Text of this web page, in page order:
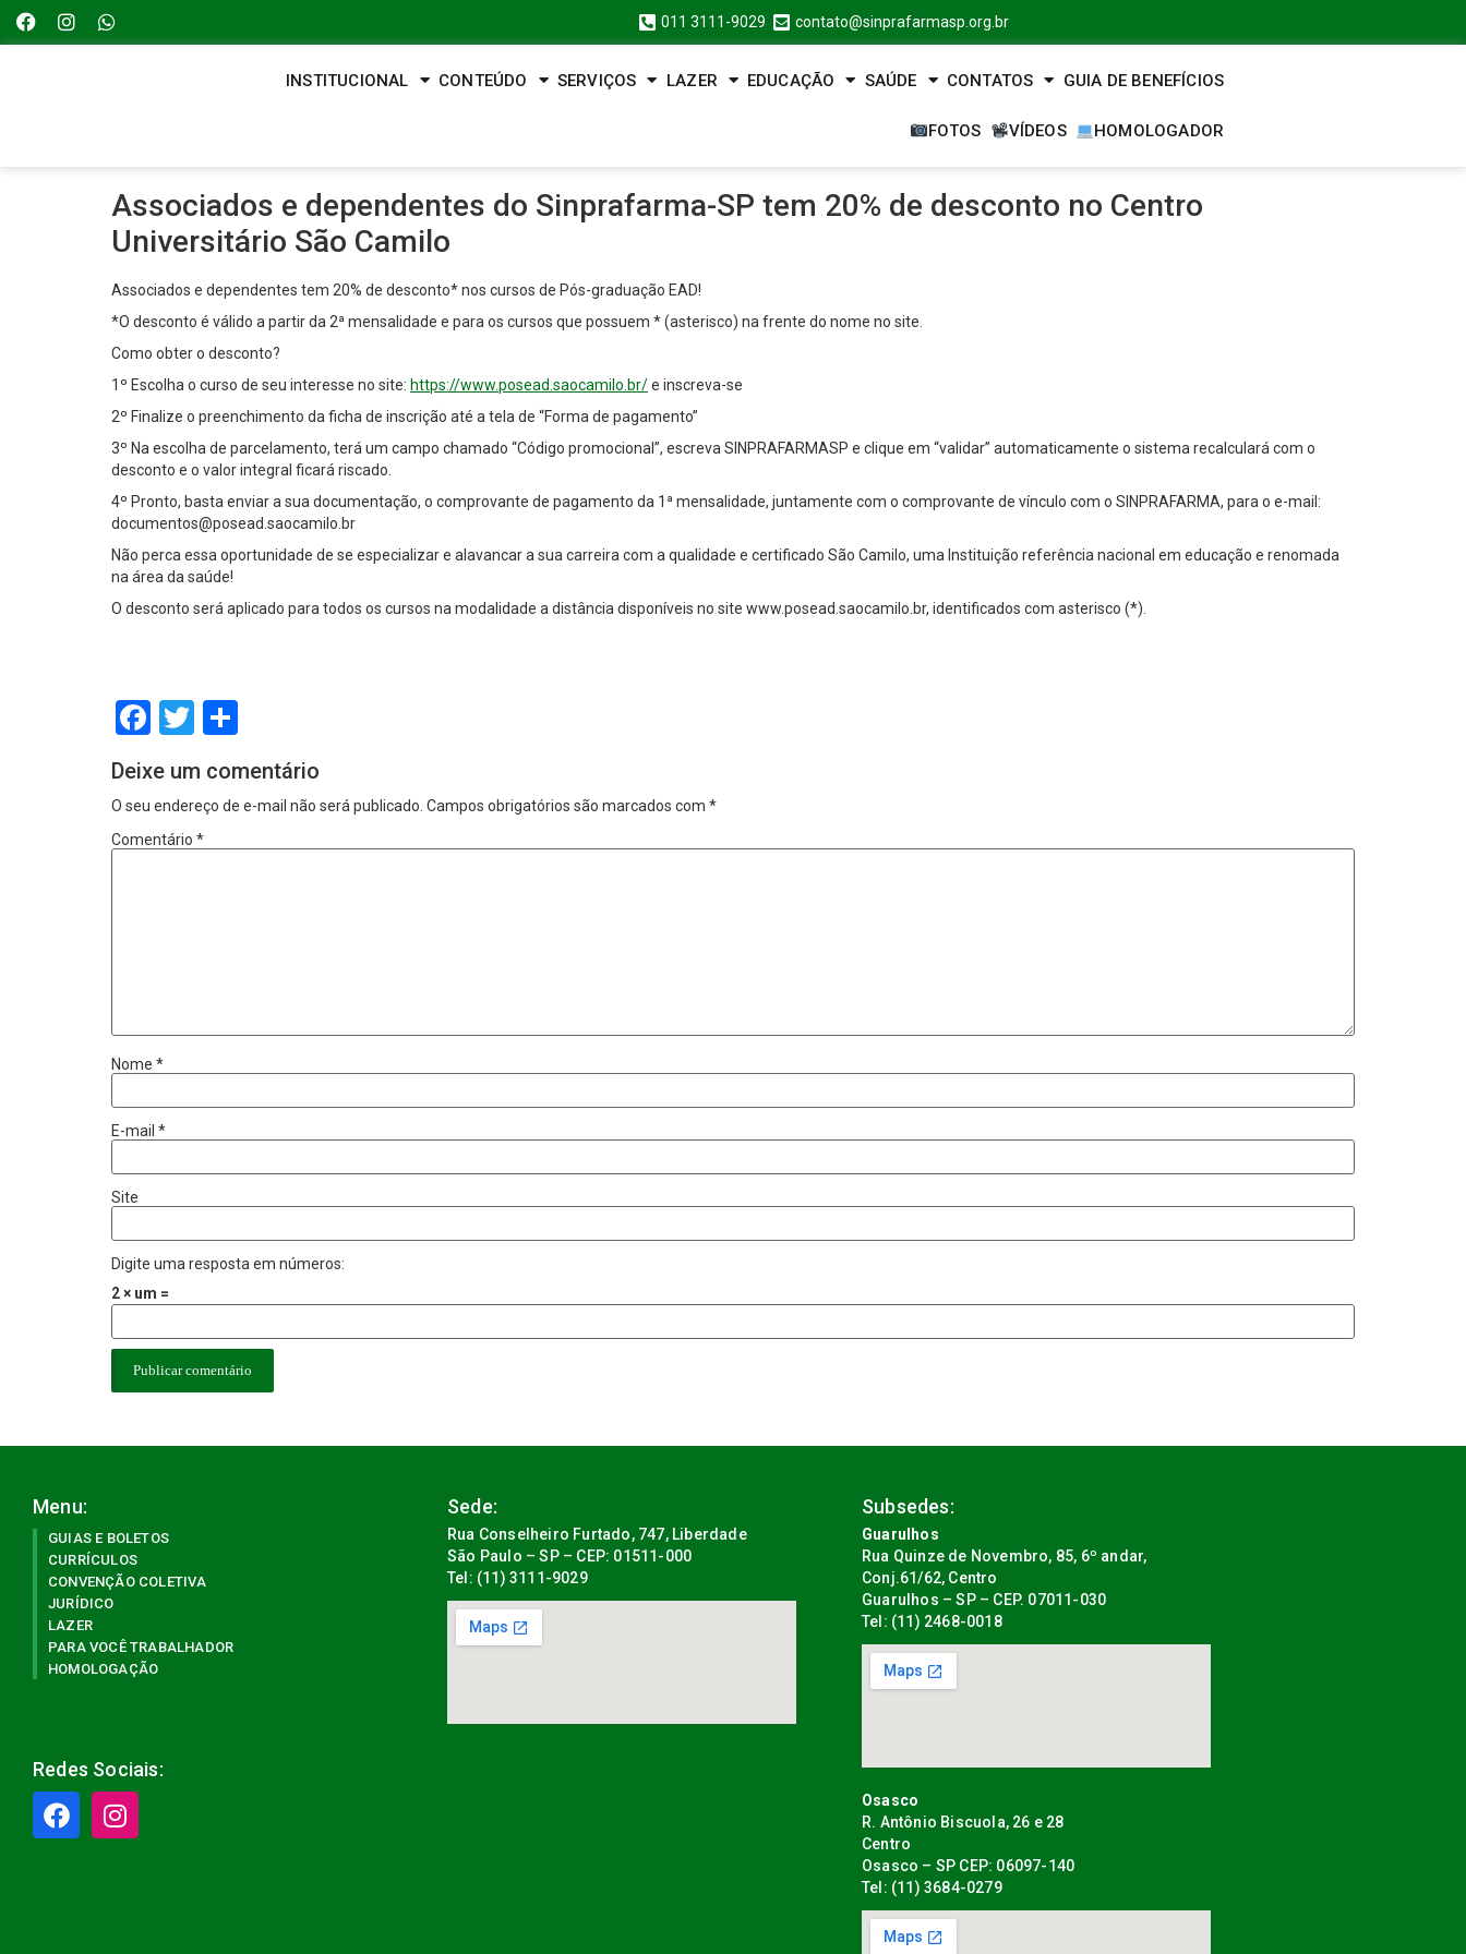
011 3111-9029 contato@sinprafarmasp.org.br
INSTITUCIONAL CONTEÚDO SERVIÇOS LAZER EDUCAÇÃO SAÚDE CONTATOS GUIA DE BENEFÍCIOS
FOTOS VÍDEOS HOMOLOGADOR
Associados e dependentes do Sinprafarma-SP tem 20% de desconto no Centro
Universitário São Camilo
Associados e dependentes tem 20% de desconto* nos cursos de Pós-graduação EAD!
*O desconto é válido a partir da 2ª mensalidade e para os cursos que possuem * (asterisco) na frente do nome no site.
Como obter o desconto?
1º Escolha o curso de seu interesse no site: https://www.posead.saocamilo.br/e inscreva-se
2º Finalize o preenchimento da ficha de inscrição até a tela de “Forma de pagamento”
3º Na escolha de parcelamento, terá um campo chamado “Código promocional”, escreva SINPRAFARMASP e clique em “validar” automaticamente o sistema recalculará com o
desconto e o valor integral ficará riscado.
4º Pronto, basta enviar a sua documentação, o comprovante de pagamento da 1ª mensalidade, juntamente com o comprovante de vínculo com o SINPRAFARMA, para o e-mail:
documentos@posead.saocamilo.br
Não perca essa oportunidade de se especializar e alavancar a sua carreira com a qualidade e certificado São Camilo, uma Instituição referência nacional em educação e renomada
na área da saúde!
O desconto será aplicado para todos os cursos na modalidade a distância disponíveis no site www.posead.saocamilo.br, identificados com asterisco (*).
Facebook
Twitter
Deixe um comentário
O seu endereço de e-mail não será publicado. Campos obrigatórios são marcados com *
Comentário *
Nome *
E-mail *
Site
Digite uma resposta em números:
2 × um =
Menu:
GUIAS E BOLETOS
CURRÍCULOS
CONVENÇÃO COLETIVA
JURÍDICO
LAZER
PARA VOCÊ TRABALHADOR
HOMOLOGAÇÃO
Redes Sociais:
Sede:
Rua Conselheiro Furtado, 747, Liberdade
São Paulo – SP – CEP: 01511-000
Tel: (11) 3111-9029
Subsedes:
Guarulhos
Rua Quinze de Novembro, 85, 6º andar,
Conj.61/62, Centro
Guarulhos – SP – CEP. 07011-030
Tel: (11) 2468-0018
Osasco
R. Antônio Biscuola, 26 e 28
Centro
Osasco – SP CEP: 06097-140
Tel: (11) 3684-0279